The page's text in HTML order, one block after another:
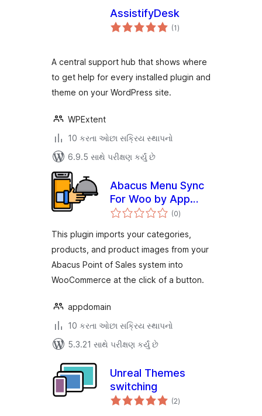
AssistifyDesk
(1કુલ
રેટિંગ્સ
)
A central support hub that shows where
to get help for every installed plugin and
theme on your WordPress site.
WPExtent
10 કરતા ઓછા સક્રિય સ્થાપનો
6.9.5 સાથે પરીક્ષણ કર્યું છે
Abacus Menu Sync
For Woo by App
Domain
(0કુલ
રેટિંગ્સ
)
This plugin imports your categories,
products, and product images from your
Abacus Point of Sales system into
WooCommerce at the click of a button.
appdomain
10 કરતા ઓછા સક્રિય સ્થાપનો
5.3.21 સાથે પરીક્ષણ કર્યું છે
Unreal Themes
switching
(2કુલ
રેટિંગ્સ
)